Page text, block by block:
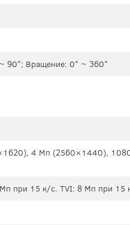
90°; Вращение: 0° ~ 360°
4 Mп (2560×1440),
при 15 к/с. TVI: 8 Мп при 15